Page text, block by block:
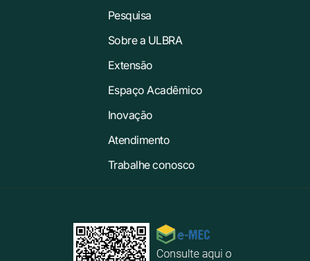
Pesquisa
Sobre a ULBRA
Extensão
Espaço Acadêmico
Inovação
Atendimento
Trabalhe conosco